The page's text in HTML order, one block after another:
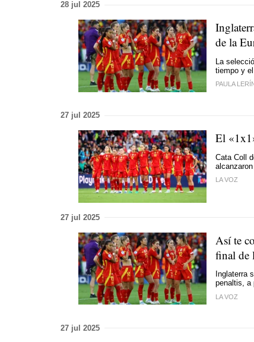
28 jul 2025
de la
La
tiempo y
PAULA
27 jul 2025
El
Cata Coll
LA VOZ
27 jul 2025
Así te
final de
Inglaterra
penaltis, a
LA VOZ
27 jul 2025